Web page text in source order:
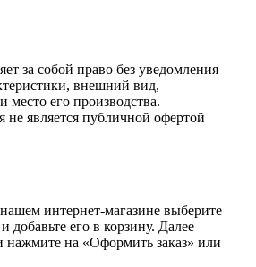
за собой право без уведомления
внешний вид,
место его производства.
не является публичной офертой
интернет-магазине выберите
добавьте его в корзину. Далее
нажмите на «Оформить заказ» или